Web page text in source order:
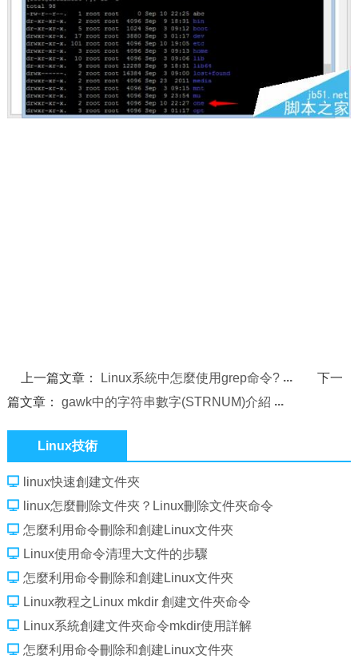
上一篇文章： Linux系統中怎麼使用grep命令?
下一
篇文章： gawk中的字符串數字(STRNUM)介紹
Linux技術
linux快速創建文件夾
linux怎麼刪除文件夾？Linux刪除文件夾命令
怎麼利用命令刪除和創建Linux文件夾
Linux使用命令清理大文件的步驟
怎麼利用命令刪除和創建Linux文件夾
Linux教程之Linux mkdir 創建文件夾命令
Linux系統創建文件夾命令mkdir使用詳解
怎麼利用命令刪除和創建Linux文件夾